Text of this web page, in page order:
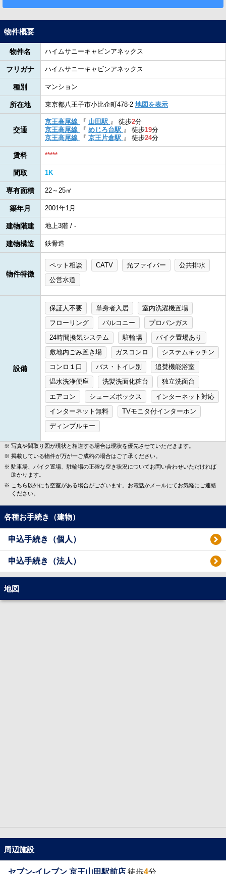
物件概要
物件名 ハイムサニーキャビンアネックス
フリガナ ハイムサニーキャビンアネックス
種別 マンション
所在地 東京都八王子市小比企町478-2 地図を表示
交通
京王高尾線 『 山田駅 』 徒歩2分
京王高尾線
『 めじろ台駅 』 徒歩19分
京王高尾線
『 京王片倉駅 』 徒歩24分
賃料 *****
間取 1K
専有面積 22～25㎡
築年月 2001年1月
建物階建 地上3階 / -
建物構造 鉄骨造
物件特徴
ペット相談 CATV 光ファイバー
公共排水
公営水道
設備
保証人不要 単身者入居
室内洗濯機置場
フローリング
バルコニー
プロパンガス
24時間換気システム
駐輪場
バイク置場あり
敷地内ごみ置き場
ガスコンロ
システムキッチン
コンロ１口
バス・トイレ別
追焚機能浴室
温水洗浄便座
洗髪洗面化粧台
独立洗面台
エアコン
シューズボックス
インターネット対応
インターネット無料
TVモニタ付インターホン
ディンプルキー
写真や間取り図が現状と相違する場合は現状を優先させていただきます。
掲載している物件が万が一ご成約の場合はご了承ください。
駐車場、バイク置場、駐輪場の正確な空き状況についてお問い合わせいただければ
助かります。
こちら以外にも空室がある場合がございます。お電話かメールにてお気軽にご連絡
ください。
各種お手続き（建物）
申込手続き（個人）
申込手続き（法人）
地図
周辺施設
セブン-イレブン 京王山田駅前店 徒歩4分